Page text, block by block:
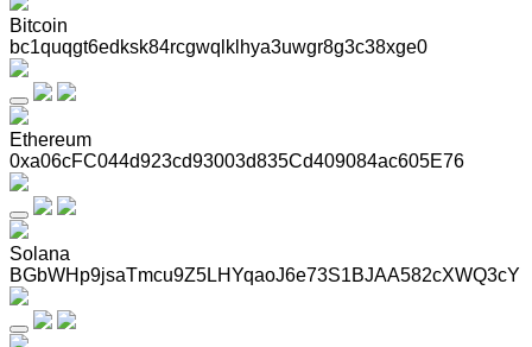
Bitcoin
bc1quqgt6edksk84rcgwqlklhya3uwgr8g3c38xge0
Ethereum
0xa06cFC044d923cd93003d835Cd409084ac605E76
Solana
BGbWHp9jsaTmcu9Z5LHYqaoJ6e73S1BJAA582cXWQ3cY